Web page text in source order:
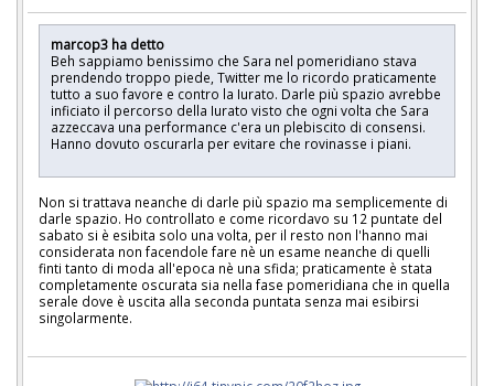
marcop3 ha detto
Beh sappiamo benissimo che Sara nel pomeridiano stava
prendendo troppo piede, Twitter me lo ricordo praticamente
tutto a suo favore e contro la Iurato. Darle più spazio avrebbe
inficiato il percorso della Iurato visto che ogni volta che Sara
azzeccava una performance c'era un plebiscito di consensi.
Hanno dovuto oscurarla per evitare che rovinasse i piani.
Non si trattava neanche di darle più spazio ma semplicemente di
darle spazio. Ho controllato e come ricordavo su 12 puntate del
sabato si è esibita solo una volta, per il resto non l'hanno mai
considerata non facendole fare nè un esame neanche di quelli
finti tanto di moda all'epoca nè una sfida; praticamente è stata
completamente oscurata sia nella fase pomeridiana che in quella
serale dove è uscita alla seconda puntata senza mai esibirsi
singolarmente.